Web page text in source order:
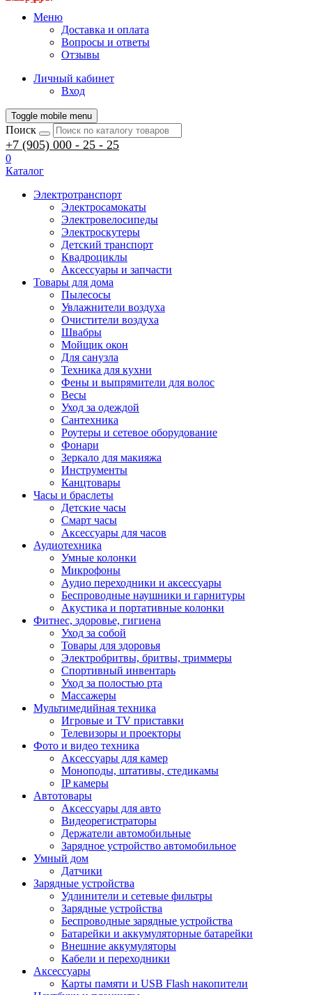
Меню
Доставка и оплата
Вопросы и ответы
Отзывы
Личный кабинет
Вход
Toggle mobile menu
Поиск
+7 (905) 000 - 25 - 25
0
Каталог
Электротранспорт
Электросамокаты
Электровелосипеды
Электроскутеры
Детский транспорт
Квадроциклы
Аксессуары и запчасти
Товары для дома
Пылесосы
Увлажнители воздуха
Очистители воздуха
Швабры
Мойщик окон
Для санузла
Техника для кухни
Фены и выпрямители для волос
Весы
Уход за одеждой
Сантехника
Роутеры и сетевое оборудование
Фонари
Зеркало для макияжа
Инструменты
Канцтовары
Часы и браслеты
Детские часы
Смарт часы
Аксессуары для часов
Аудиотехника
Умные колонки
Микрофоны
Аудио переходники и аксессуары
Беспроводные наушники и гарнитуры
Акустика и портативные колонки
Фитнес, здоровье, гигиена
Уход за собой
Товары для здоровья
Электробритвы, бритвы, триммеры
Спортивный инвентарь
Уход за полостью рта
Массажеры
Мультимедийная техника
Игровые и TV приставки
Телевизоры и проекторы
Фото и видео техника
Аксессуары для камер
Моноподы, штативы, стедикамы
IP камеры
Автотовары
Аксессуары для авто
Видеорегистраторы
Держатели автомобильные
Зарядное устройство автомобильное
Умный дом
Датчики
Зарядные устройства
Удлинители и сетевые фильтры
Зарядные устройства
Беспроводные зарядные устройства
Батарейки и аккумуляторные батарейки
Внешние аккумуляторы
Кабели и переходники
Аксессуары
Карты памяти и USB Flash накопители